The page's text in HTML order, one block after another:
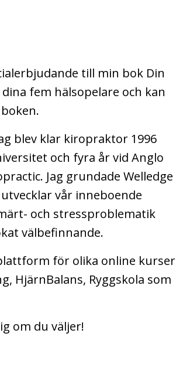
till min bok Din
fem hälsopelare och kan
blev klar kiropraktor 1996
och fyra år vid Anglo
Jag grundade Welledge
vår inneboende
och stressproblematik
välbefinnande.
för olika online kurser
HjärnBalans, Ryggskola som
om du väljer!